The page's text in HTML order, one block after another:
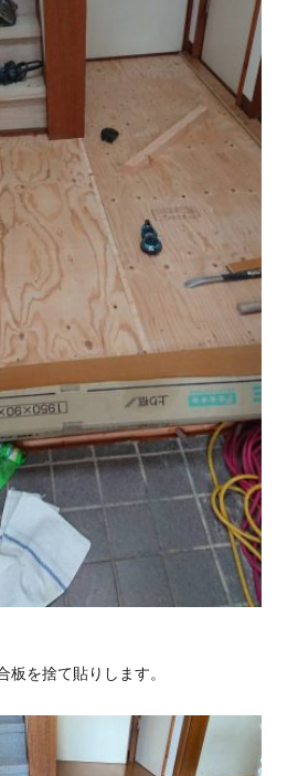
板を捨て貼りします。